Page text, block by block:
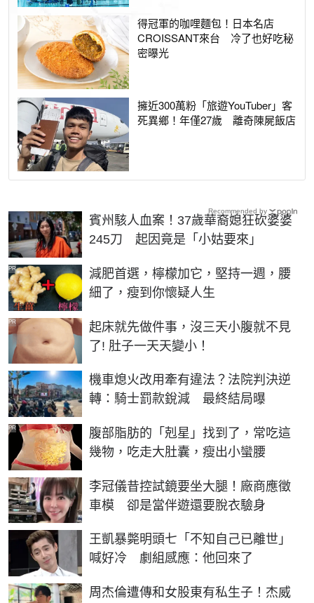
得冠軍的咖哩麵包！日本名店
CROISSANT來台 冷了也好吃秘
密曝光
擁近300萬粉「旅遊YouTuber」客
死異鄉！年僅27歲 離奇陳屍飯店
賓州駭人血案！37歲華裔媳狂砍婆婆
245刀 起因竟是「小姑要來」
減肥首選，檸檬加它，堅持一週，腰
細了，瘦到你懷疑人生
PR
起床就先做件事，沒三天小腹就不見
了! 肚子一天天變小！
PR
機車熄火改用牽有違法？法院判決逆
轉：騎士罰款銳減 最終結局曝
腹部脂肪的「剋星」找到了，常吃這
幾物，吃走大肚囊，瘦出小蠻腰
PR
李冠儀昔控試鏡要坐大腿！廠商應徵
車模 卻是當伴遊還要脫衣驗身
王凱暴斃明頭七「不知自己已離世」
喊好冷 劇組感應：他回來了
周杰倫遭傳和女股東有私生子！杰威
Recommended by